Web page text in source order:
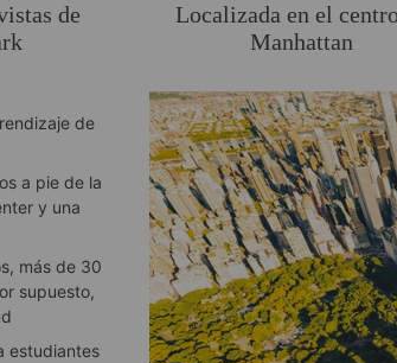
de
Localizada en el
Manhattan
de
a pie de la
y una
más de 30
supuesto,
estudiantes